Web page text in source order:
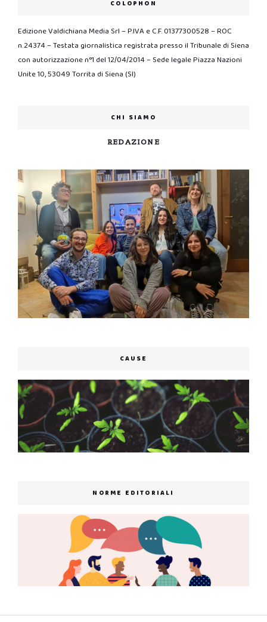
COLOPHON
Edizione Valdichiana Media Srl – P.IVA e C.F. 01377300528 – ROC
n.24374 – Testata giornalistica registrata presso il Tribunale di Siena
con autorizzazione n°1 del 12/04/2014 – Sede legale Piazza Nazioni
Unite 10, 53049 Torrita di Siena (SI)
CHI SIAMO
REDAZIONE
CAUSE
NORME EDITORIALI